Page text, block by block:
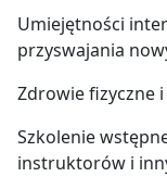
Umiejętności
przyswajania
Zdrowie fizyczne
Szkolenie
instruktorów i